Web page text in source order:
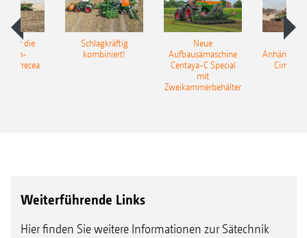
für die
Precea
Schlagkräftig
kombiniert!
Neue
Aufbausämaschine
Centaya-C Special
mit
Zweikammerbehälter
Cirrus
Weiterführende Links
Hier finden Sie weitere Informationen zur Sätechnik